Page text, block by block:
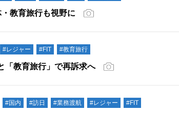
教育旅行も視野に
#レジャー #FIT #教育旅行
「教育旅行」で再訴求へ
#国内 #訪日 #業務渡航 #レジャー #FIT